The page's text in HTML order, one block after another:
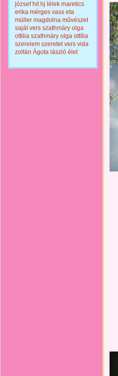
józsef hit hj lélek maretics
erika mérges vass eta
müller magdolna művészet
saját vers szathmáry olga
ottilia szathmáry olga ottília
szerelem szeretet vers vida
zoltán Ágota lászló élet